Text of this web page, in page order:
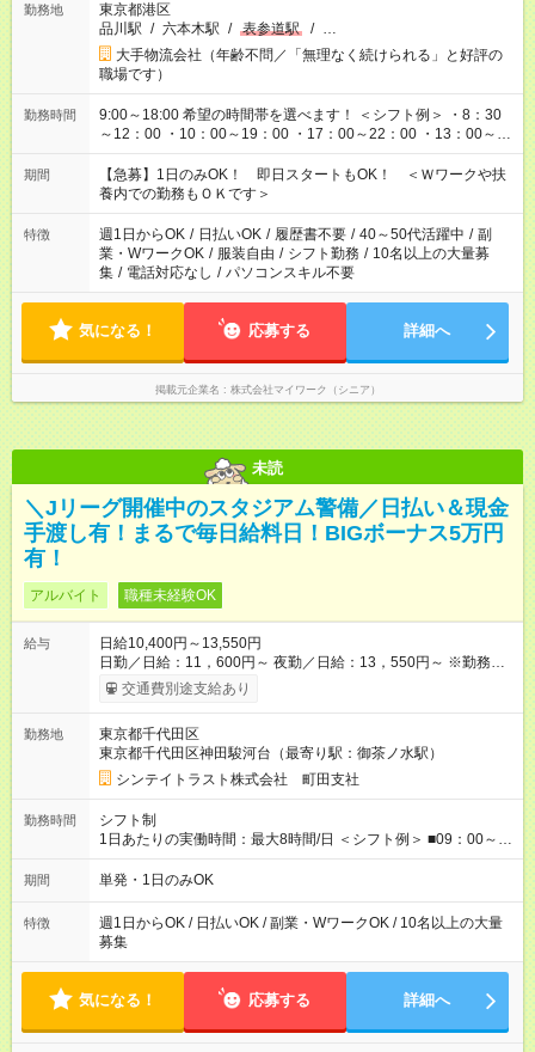
勤務地
東京都港区
品川駅 / 六本木駅 / 表参道駅 / …
大手物流会社（年齢不問／「無理なく続けられる」と好評の
職場です）
勤務時間
9:00～18:00 希望の時間帯を選べます！ ＜シフト例＞ ・8：30
～12：00 ・10：00～19：00 ・17：00～22：00 ・13：00～
22：00 ・22：00～翌6：00 など
期間
【急募】1日のみOK！ 即日スタートもOK！ ＜Ｗワークや扶
養内での勤務もＯＫです＞
特徴 週1日からOK / 日払いOK / 履歴書不要 / 40～50代活躍中 / 副
業・WワークOK / 服装自由 / シフト勤務 / 10名以上の大量募
集 / 電話対応なし / パソコンスキル不要
気になる！ 応募する 詳細へ
掲載元企業名 株式会社マイワーク（シニア）
未読
＼Jリーグ開催中のスタジアム警備／日払い＆現金
手渡し有！まるで毎日給料日！BIGボーナス5万円
有！
アルバイト 職種未経験OK
給与
日給10,400円～13,550円
日勤／日給：11，600円～ 夜勤／日給：13，550円～ ※勤務数
が週2日以下の場合 日勤／日給：10，400円 夜勤／日給：12，
350円 ■交通費別途全額支給 ※規定あり ■支払方法：日払い └日
⇒希望をお聞かせください♪ ■各種資格手当あり ■残業手当あり ■
日給保障あり └早く終わっても”全額”支給！ ・－・－・ ≪ 法定
研修 ≫ 研修時の給与： 日給10，000円×3日間（24時間） ＝研
修費として合計30，000円支給 ＋交通費全額支給 ※規定あり
【試用期間】試用期間なし
交通費別途支給あり
勤務地
東京都千代田区
東京都千代田区神田駿河台（最寄り駅：御茶ノ水駅）
シンテイトラスト株式会社 町田支社
勤務時間
シフト制
1日あたりの実働時間：最大8時間/日 ＜シフト例＞ ■09：00～
18：00 ■20：00～翌5：00 など！ 上記時間内で、 実働8時
間・休憩1時間／日
期間 単発・1日のみOK
特徴
週1日からOK / 日払いOK / 副業・WワークOK / 10名以上の大量
募集
気になる！ 応募する 詳細へ